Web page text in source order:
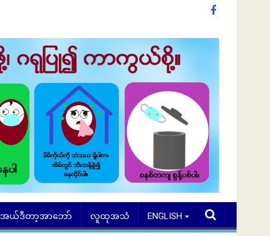
အယ်ဒီတာ့အာဘော် လူထုအသံ ENGLISH